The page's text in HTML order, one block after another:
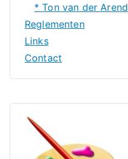
* Ton van der Arend
Reglementen
Links
Contact